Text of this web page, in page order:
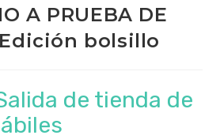
A PRUEBA DE
Edición bolsillo
de tienda de